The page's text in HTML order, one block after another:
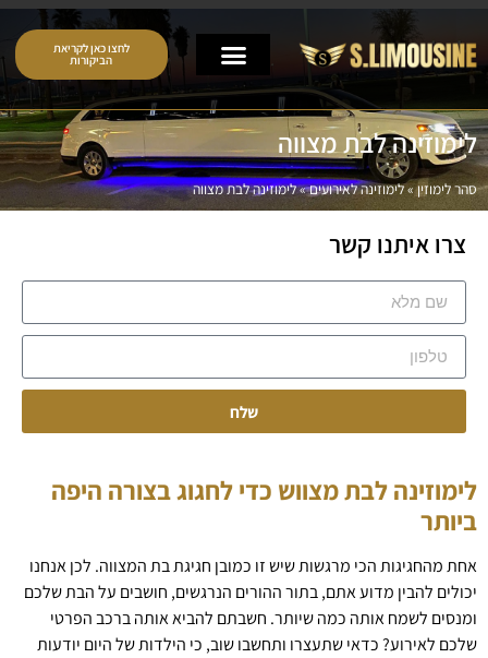
לחצו כאן לקריאת
הביקורות
לימוזינה לבת מצווה
סהר לימוזין»לימוזינה לאירועים»לימוזינה לבת מצווה
צרו איתנו קשר
שלח
לימוזינה לבת מצווש כדי לחגוג בצורה היפה
ביותר
אחת מהחגיגות הכי מרגשות שיש זו כמובן חגיגת בת המצווה. לכן אנחנו
יכולים להבין מדוע אתם, בתור ההורים הנרגשים, חושבים על הבת שלכם
ומנסים לשמח אותה כמה שיותר. חשבתם להביא אותה ברכב הפרטי
שלכם לאירוע? כדאי שתעצרו ותחשבו שוב, כי הילדות של היום יודעות